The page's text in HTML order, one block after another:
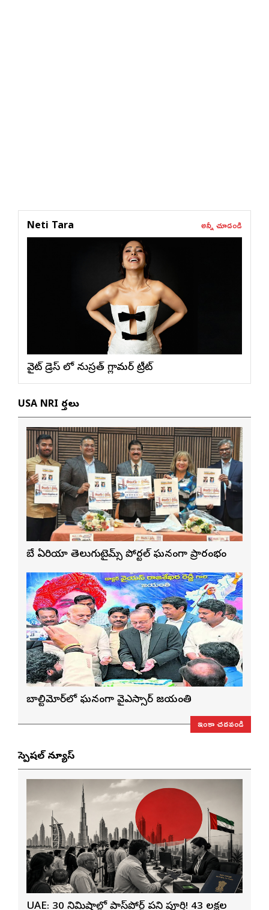
Neti Tara అన్నీ చూడండి
వైట్ డ్రెస్ లో నుస్ర‌త్ గ్లామ‌ర్ ట్రీట్
USA NRI వార్తలు
బే ఏరియా తెలుగుటైమ్స్ పోర్టల్ ఘనంగా ప్రారంభం
బాల్టిమోర్‌లో ఘనంగా వైఎస్సార్‌ జయంతి
ఇంకా చదవండి
స్పెషల్ న్యూస్
UAE: 30 నిమిషాల్లో పాస్‌పోర్ట్ పని పూర్తి! 43 లక్షల